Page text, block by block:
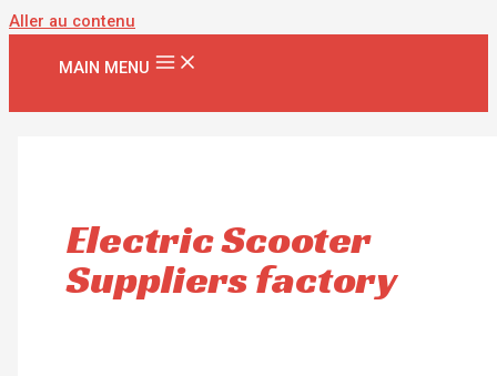
Aller au contenu
MAIN MENU
Electric Scooter
Suppliers factory